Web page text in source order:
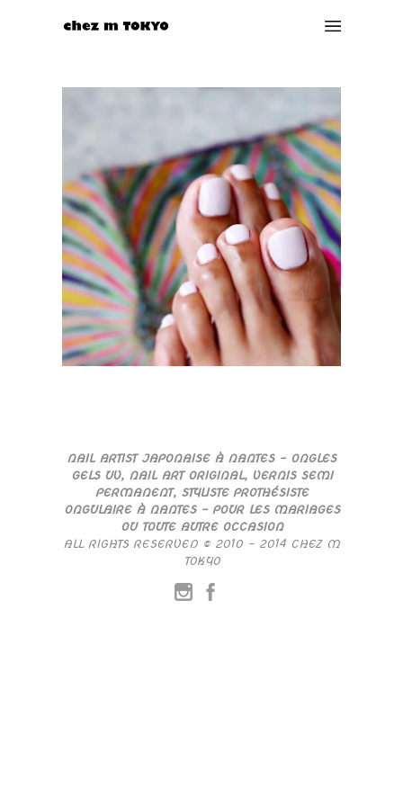
NAIL ARTIST JAPONAISE À NANTES – ONGLES
GELS UV, NAIL ART ORIGINAL, VERNIS SEMI
PERMANENT, STYLISTE PROTHÉSISTE
ONGULAIRE À NANTES – POUR LES MARIAGES
OU TOUTE AUTRE OCCASION
ALL RIGHTS RESERVED © 2010 – 2014 CHEZ M
TOKYO